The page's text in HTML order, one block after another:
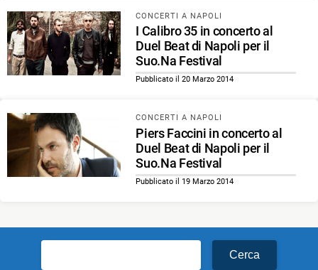
CONCERTI A NAPOLI
I Calibro 35 in concerto al
Duel Beat di Napoli per il
Suo.Na Festival
Pubblicato il 20 Marzo 2014
CONCERTI A NAPOLI
Piers Faccini in concerto al
Duel Beat di Napoli per il
Suo.Na Festival
Pubblicato il 19 Marzo 2014
per: